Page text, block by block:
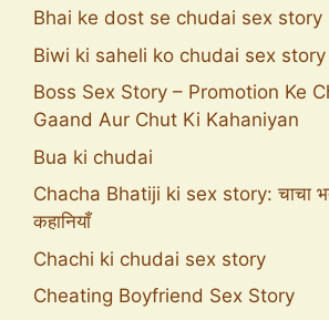
Bhai ke dost se chudai sex story
Biwi ki saheli ko chudai sex story
Boss Sex Story – Promotion Ke
Gaand Aur Chut Ki Kahaniyan
Bua ki chudai
Chacha Bhatiji ki sex story: चाचा
कहानियाँ
Chachi ki chudai sex story
Cheating Boyfriend Sex Story